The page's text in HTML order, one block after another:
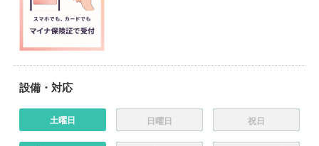
設備・対応
土曜日 日曜日 祝日